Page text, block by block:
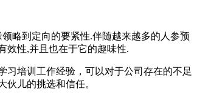
略到定向的要紧性.伴随越来越多的人参预
效性,并且也在于它的趣味性.
习培训工作经验，可以对于公司存在的不足
儿的挑选和信任。